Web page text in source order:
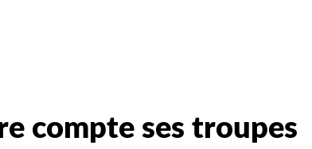
compte ses troupes